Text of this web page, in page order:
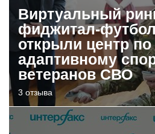
Виртуальный
фиджитал-
открыли центр по
адаптивному
ветеранов СВО
3 отзыва